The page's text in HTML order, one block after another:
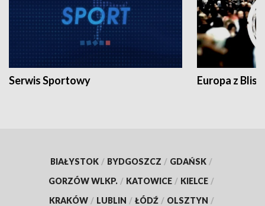
Serwis Sportowy Europa z
BIAŁYSTOK / BYDGOSZCZ / GDAŃSK /
GORZÓW WLKP. / KATOWICE / KIELCE /
KRAKÓW / LUBLIN / ŁÓDŹ / OLSZTYN /